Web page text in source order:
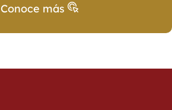
Conoce más